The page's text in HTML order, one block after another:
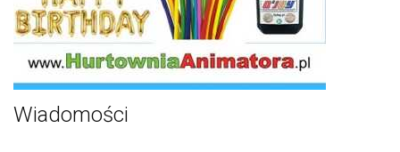
Wiadomości